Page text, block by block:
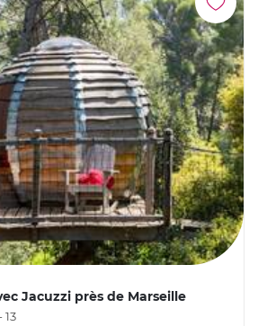
Jacuzzi près de Marseille